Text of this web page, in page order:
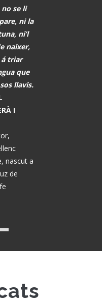
se li
ni la
ni’l
naixer,
á triar
que
llavis.
I
nascut a
de